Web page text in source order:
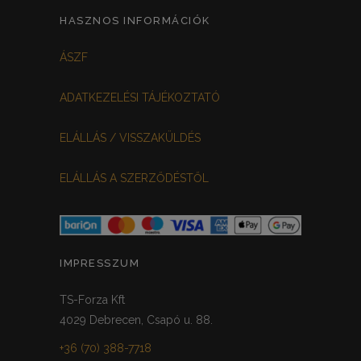
HASZNOS INFORMÁCIÓK
ÁSZF
ADATKEZELÉSI TÁJÉKOZTATÓ
ELÁLLÁS / VISSZAKÜLDÉS
ELÁLLÁS A SZERZŐDÉSTŐL
IMPRESSZUM
TS-Forza Kft
4029 Debrecen, Csapó u. 88.
+36 (70) 388-7718